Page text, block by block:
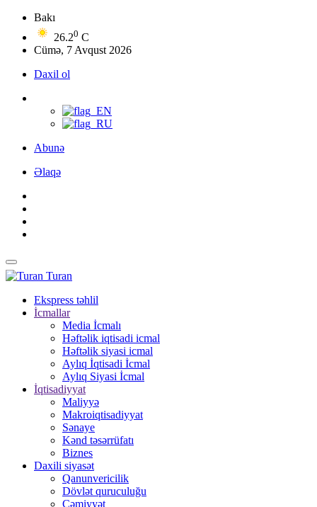
Bakı
26.20 C
Cümə, 7 Avqust 2026
Daxil ol
Abunə
Əlaqə
Turan
Ekspress təhlil
İcmallar
Media İcmalı
Həftəlik iqtisadi icmal
Həftəlik siyasi icmal
Aylıq İqtisadi İcmal
Aylıq Siyasi İcmal
İqtisadiyyat
Maliyyə
Makroiqtisadiyyat
Sənaye
Kənd təsərrüfatı
Biznes
Daxili siyasət
Qanunvericilik
Dövlət quruculuğu
Cəmiyyət